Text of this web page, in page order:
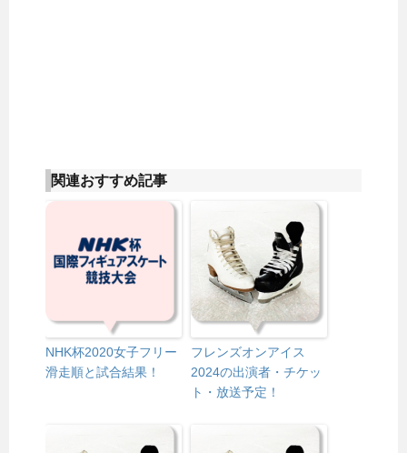
関連おすすめ記事
NHK杯2020女子フリー
滑走順と試合結果！
フレンズオンアイス
2024の出演者・チケッ
ト・放送予定！